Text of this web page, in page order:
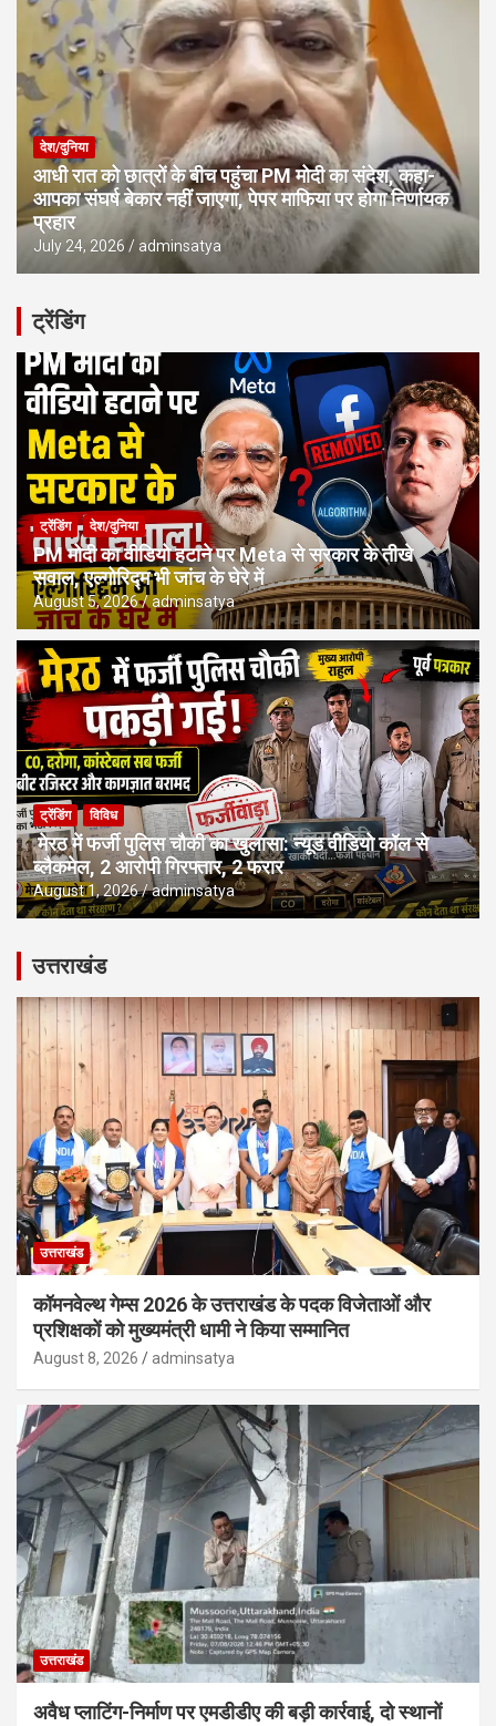
देश/दुनिया
आधी रात को छात्रों के बीच पहुंचा PM मोदी का संदेश, कहा-
आपका संघर्ष बेकार नहीं जाएगा, पेपर माफिया पर होगा निर्णायक
प्रहार
July 24, 2026 adminsatya
ट्रेंडिंग
ट्रेंडिंग देश/दुनिया
PM मोदी का वीडियो हटाने पर Meta से सरकार के तीखे
सवाल, एल्गोरिद्म भी जांच के घेरे में
August 5, 2026 adminsatya
ट्रेंडिंग विविध
मेरठ में फर्जी पुलिस चौकी का खुलासा: न्यूड वीडियो कॉल से
ब्लैकमेल, 2 आरोपी गिरफ्तार, 2 फरार
August 1, 2026 adminsatya
उत्तराखंड
उत्तराखंड
कॉमनवेल्थ गेम्स 2026 के उत्तराखंड के पदक विजेताओं और
प्रशिक्षकों को मुख्यमंत्री धामी ने किया सम्मानित
August 8, 2026 adminsatya
उत्तराखंड
अवैध प्लाटिंग-निर्माण पर एमडीडीए की बड़ी कार्रवाई, दो स्थानों